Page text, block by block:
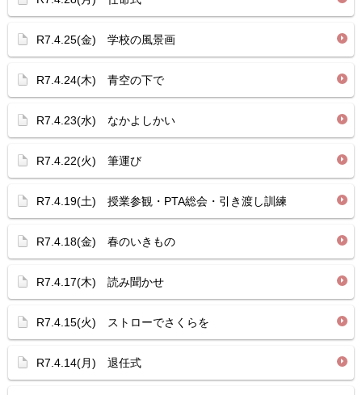
R7.4.25(金) 学校の風景画
R7.4.24(木) 青空の下で
R7.4.23(水) なかよしかい
R7.4.22(火) 筆運び
R7.4.19(土) 授業参観・PTA総会・引き渡し訓練
R7.4.18(金) 春のいきもの
R7.4.17(木) 読み聞かせ
R7.4.15(火) ストローでさくらを
R7.4.14(月) 退任式